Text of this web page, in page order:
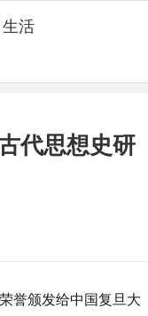
生活
代思想史研
誉颁发给中国复旦大